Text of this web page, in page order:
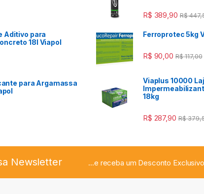
Aditivo para
18l Viapol
para Argamassa
R$ 389,90 R$
Ferroprotec 5kg
R$ 90,00 R$117,00
Viaplus 10000
18kg
R$ 287,90 R$
Newsletter ...e receba um Desconto